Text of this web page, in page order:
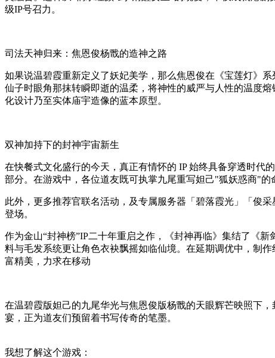
级IP号召力。
司法天神归来：焦恩俊杨戬的造神之路
如果说温碧霞重新定义了妖妃美学，那么焦恩俊在《宝莲灯》
仙子时眼角那抹转瞬即逝的温柔，将神性的威严与人性的温度
化设计乃至实体庙宇造像的蓝本原型。
双神加持下的封神宇宙新生
在快餐式文化盛行的今天，真正有情怀的 IP 始终具备穿透时代
部分。在游戏中，各位道友既可执掌九尾重写妲己"狐妖惑商"
此外，更多推荐官联名活动，及专属服务器「碧落霞光」「俊
登场。
作为金山“封神榜”IP二十年重启之作，《封神再临》集结了《
料与毛发系统更让角色衣袂飘摇如临仙境。在延期调优中，制
富精美，力求在移动
在温碧霞版妲己的九尾华光与焦恩俊版杨戬的天眼辉芒映照下
宴，正为道友们预留着书写传奇的笔墨。
我想了解这个游戏：